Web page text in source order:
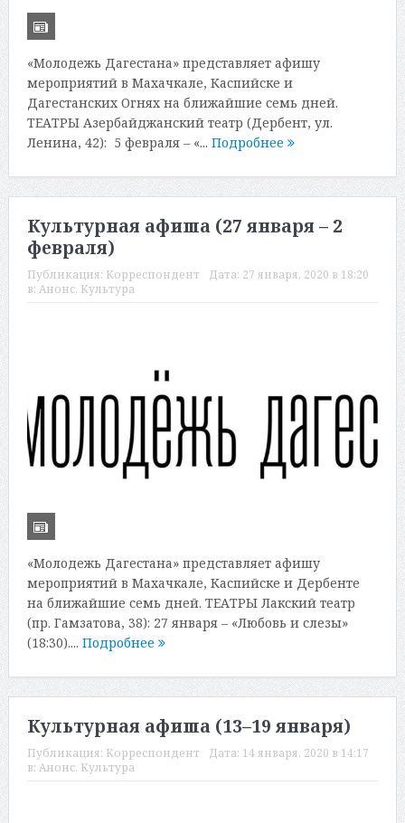
«Молодежь Дагестана» представляет афишу
мероприятий в Махачкале, Каспийске и
Дагестанских Огнях на ближайшие семь дней.
ТЕАТРЫ Азербайджанский театр (Дербент, ул.
Ленина, 42): 5 февраля – «... Подробнее
Культурная афиша (27 января – 2
февраля)
Публикация: Корреспондент Дата: 27 января, 2020 в 18:20
в: Анонс, Культура
«Молодежь Дагестана» представляет афишу
мероприятий в Махачкале, Каспийске и Дербенте
на ближайшие семь дней. ТЕАТРЫ Лакский театр
(пр. Гамзатова, 38): 27 января – «Любовь и слезы»
(18:30).... Подробнее
Культурная афиша (13–19 января)
Публикация: Корреспондент Дата: 14 января, 2020 в 14:17
в: Анонс, Культура